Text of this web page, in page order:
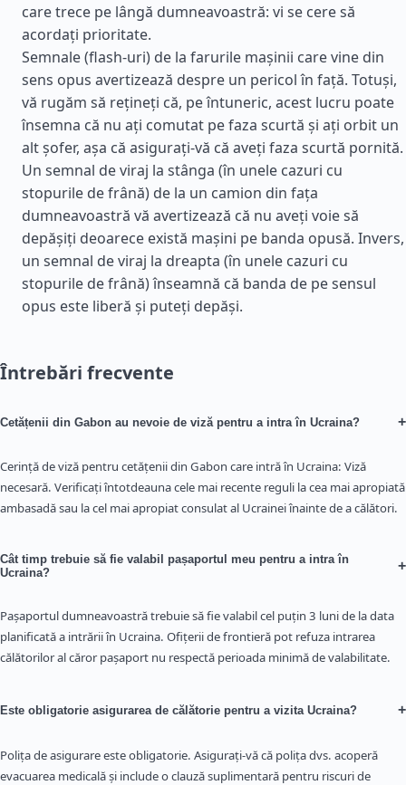
care trece pe lângă dumneavoastră: vi se cere să
acordați prioritate.
Semnale (flash-uri) de la farurile mașinii care vine din
sens opus avertizează despre un pericol în față. Totuși,
vă rugăm să rețineți că, pe întuneric, acest lucru poate
însemna că nu ați comutat pe faza scurtă și ați orbit un
alt șofer, așa că asigurați-vă că aveți faza scurtă pornită.
Un semnal de viraj la stânga (în unele cazuri cu
stopurile de frână) de la un camion din fața
dumneavoastră vă avertizează că nu aveți voie să
depășiți deoarece există mașini pe banda opusă. Invers,
un semnal de viraj la dreapta (în unele cazuri cu
stopurile de frână) înseamnă că banda de pe sensul
opus este liberă și puteți depăși.
Întrebări frecvente
Cetățenii din Gabon au nevoie de viză pentru a intra în Ucraina? +
Cerință de viză pentru cetățenii din Gabon care intră în Ucraina: Viză
necesară. Verificați întotdeauna cele mai recente reguli la cea mai apropiată
ambasadă sau la cel mai apropiat consulat al Ucrainei înainte de a călători.
Cât timp trebuie să fie valabil pașaportul meu pentru a intra în
Ucraina?
+
Pașaportul dumneavoastră trebuie să fie valabil cel puțin 3 luni de la data
planificată a intrării în Ucraina. Ofițerii de frontieră pot refuza intrarea
călătorilor al căror pașaport nu respectă perioada minimă de valabilitate.
Este obligatorie asigurarea de călătorie pentru a vizita Ucraina? +
Polița de asigurare este obligatorie. Asigurați-vă că polița dvs. acoperă
evacuarea medicală și include o clauză suplimentară pentru riscuri de